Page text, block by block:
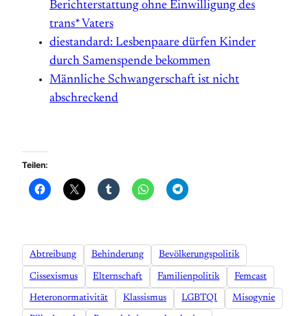
Berichterstattung ohne Einwilligung des
trans* Vaters
diestandard: Lesbenpaare dürfen Kinder
durch Samenspende bekommen
Männliche Schwangerschaft ist nicht
abschreckend
Teilen:
Abtreibung Behinderung Bevölkerungspolitik
Cissexismus Elternschaft Familienpolitik Femcast
Heteronormativität Klassismus LGBTQI Misogynie